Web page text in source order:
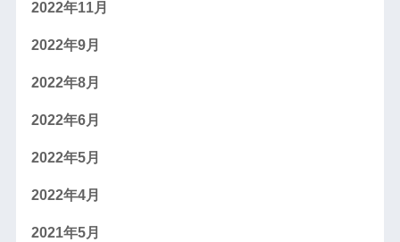
2022年11月
2022年9月
2022年8月
2022年6月
2022年5月
2022年4月
2021年5月